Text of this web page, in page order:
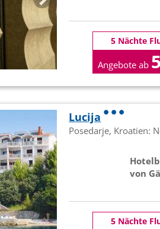
5 Nächte
Angebote ab
Lucija
Posedarje, Kroatien:
von
5 Nächte